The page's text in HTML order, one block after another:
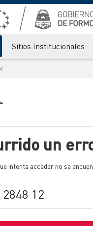
Sitios Institucionales
un
intenta acceder no se